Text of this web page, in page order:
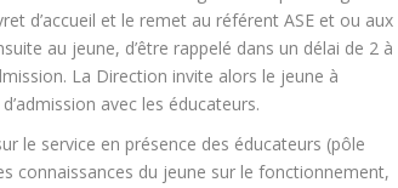
d’accueil et le remet au référent ASE et ou aux
au jeune, d’être rappelé dans un délai de 2 à
La Direction invite alors le jeune à
avec les éducateurs.
le service en présence des éducateurs (pôle
connaissances du jeune sur le fonctionnement,